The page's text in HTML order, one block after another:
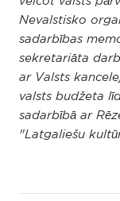
Nevalstisko
sadarbības
sekretariāta
ar Valsts
valsts budžeta
sadarbībā ar
"Latgaliešu